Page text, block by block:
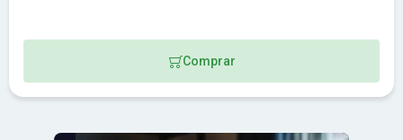
Comprar